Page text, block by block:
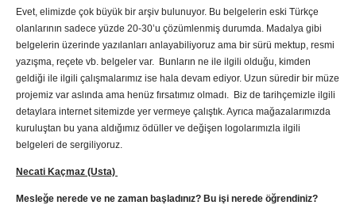
Evet, elimizde çok büyük bir arşiv bulunuyor. Bu belgelerin eski Türkçe
olanlarının sadece yüzde 20-30’u çözümlenmiş durumda. Madalya gibi
belgelerin üzerinde yazılanları anlayabiliyoruz ama bir sürü mektup, resmi
yazışma, reçete vb. belgeler var. Bunların ne ile ilgili olduğu, kimden
geldiği ile ilgili çalışmalarımız ise hala devam ediyor. Uzun süredir bir müze
projemiz var aslında ama henüz fırsatımız olmadı. Biz de tarihçemizle ilgili
detaylara internet sitemizde yer vermeye çalıştık. Ayrıca mağazalarımızda
kuruluştan bu yana aldığımız ödüller ve değişen logolarımızla ilgili
belgeleri de sergiliyoruz.
Necati Kaçmaz (Usta)
Mesleğe nerede ve ne zaman başladınız? Bu işi nerede öğrendiniz?